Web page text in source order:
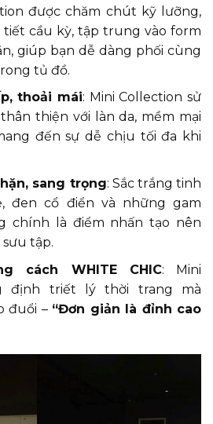
được chăm chút kỹ lưỡng,
tiết cầu kỳ, tập trung vào form
giúp bạn dễ dàng phối cùng
tủ đồ.
thoải mái: Mini Collection sử
thiện với làn da, mềm mại
đến sự dễ chịu tối đa khi
sang trọng: Sắc trắng tinh
đen cổ điển và những gam
chính là điểm nhấn tạo nên
tập.
cách WHITE CHIC: Mini
định triết lý thời trang mà
đuổi – “Đơn giản là đỉnh cao